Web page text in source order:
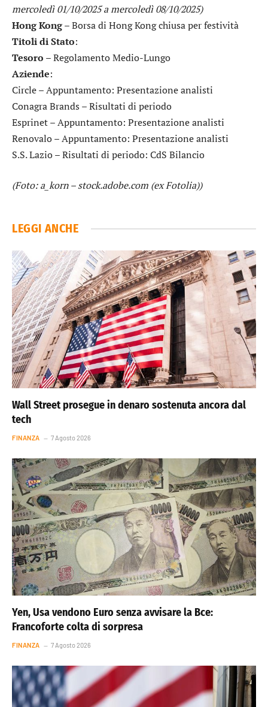
mercoledì 01/10/2025 a mercoledì 08/10/2025)
Hong Kong– Borsa di Hong Kong chiusa per festività
Titoli di Stato:
Tesoro – Regolamento Medio-Lungo
Aziende:
Circle– Appuntamento: Presentazione analisti
Conagra Brands – Risultati di periodo
Esprinet– Appuntamento: Presentazione analisti
Renovalo– Appuntamento: Presentazione analisti
S.S. Lazio– Risultati di periodo: CdS Bilancio
(Foto: a_korn – stock.adobe.com (ex Fotolia))
LEGGI ANCHE
Wall Street prosegue in denaro sostenuta ancora dal
tech
FINANZA 7 Agosto 2026
Yen, Usa vendono Euro senza avvisare la Bce:
Francoforte colta di sorpresa
FINANZA 7 Agosto 2026